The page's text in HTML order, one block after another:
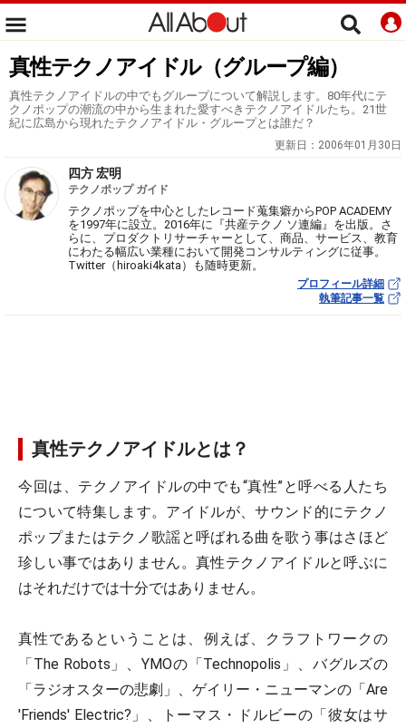
真性テクノアイドル（グループ編）
真性テクノアイドルの中でもグループについて解説します。80年代にテ
クノポップの潮流の中から生まれた愛すべきテクノアイドルたち。21世
紀に広島から現れたテクノアイドル・グループとは誰だ？
更新日： 2006年01月30日
四方 宏明
テクノポップ ガイド
テクノポップを中心としたレコード蒐集癖からPOP ACADEMY
を1997年に設立。2016年に『共産テクノ ソ連編』を出版。さ
らに、プロダクトリサーチャーとして、商品、サービス、教育
にわたる幅広い業種において開発コンサルティングに従事。
Twitter（hiroaki4kata）も随時更新。
プロフィール詳細
執筆記事一覧
真性テクノアイドルとは？
今回は、テクノアイドルの中でも“真性”と呼べる人たち
について特集します。アイドルが、サウンド的にテクノ
ポップまたはテクノ歌謡と呼ばれる曲を歌う事はさほど
珍しい事ではありません。真性テクノアイドルと呼ぶに
はそれだけでは十分ではありません。
真性であるということは、例えば、クラフトワークの
「The Robots」、YMOの「Technopolis」、バグルズの
「ラジオスターの悲劇」、ゲイリー・ニューマンの「Are
'Friends' Electric?」、トーマス・ドルビーの「彼女はサ